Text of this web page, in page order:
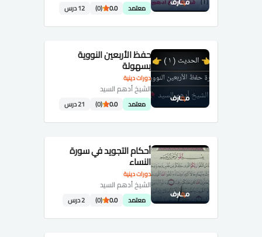
معتمد 0.0
(0) 12 درس
دورات دينية
حفظ الأربعين النووية
بسهولة
الشيخ أدهم السيد
معتمد 0.0
(0) 21 درس
دورات دينية
أحكام التجويد في سورة
النساء
الشيخ أدهم السيد
معتمد 0.0
(0) 2 درس